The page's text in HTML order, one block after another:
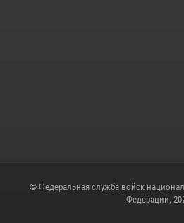
© Федеральная служба войск
Федерации,